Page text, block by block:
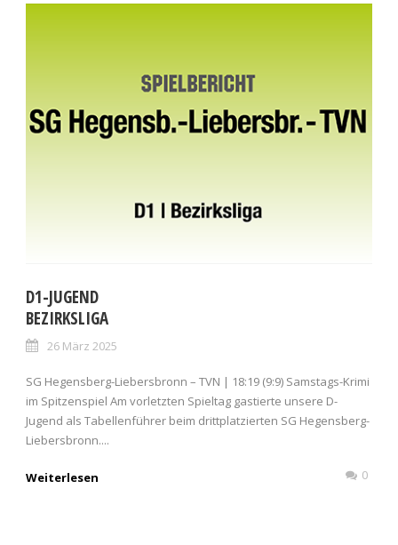
D1-JUGEND
BEZIRKSLIGA
26 März 2025
SG Hegensberg-Liebersbronn – TVN | 18:19 (9:9) Samstags-Krimi
im Spitzenspiel Am vorletzten Spieltag gastierte unsere D-
Jugend als Tabellenführer beim drittplatzierten SG Hegensberg-
Liebersbronn....
Weiterlesen 0